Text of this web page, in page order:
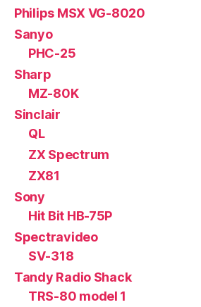
Philips MSX VG-8020
Sanyo
PHC-25
Sharp
MZ-80K
Sinclair
QL
ZX Spectrum
ZX81
Sony
Hit Bit HB-75P
Spectravideo
SV-318
Tandy Radio Shack
TRS-80 model 1